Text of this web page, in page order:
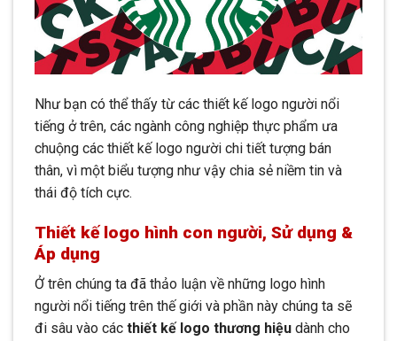
Như bạn có thể thấy từ các thiết kế logo người nổi
tiếng ở trên, các ngành công nghiệp thực phẩm ưa
chuộng các thiết kế logo người chi tiết tượng bán
thân, vì một biểu tượng như vậy chia sẻ niềm tin và
thái độ tích cực.
Thiết kế logo hình con người, Sử dụng &
Áp dụng
Ở trên chúng ta đã thảo luận về những logo hình
người nổi tiếng trên thế giới và phần này chúng ta sẽ
đi sâu vào các thiết kế logo thương hiệu dành cho